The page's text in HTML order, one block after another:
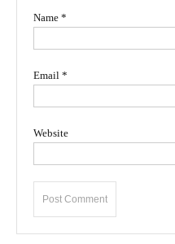
Name *
Email *
Website